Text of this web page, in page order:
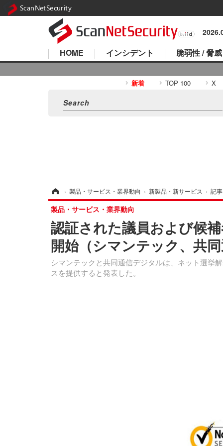
HOME インシデント 脆弱性 / 脅威
新着 TOP 100 X
› 製品・サービス・業界動向 › 新製品・新サービス › 記事
認証された議員および候
開始（シマンテック、共
シマンテックと共同通信デジタルは、ネット選挙
スを提供すると発表した。
製品・サービス・業界動向
ScanNetSecurity